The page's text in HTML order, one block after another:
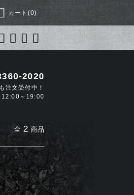
カート(0)
2020
注文受付中！
12:00～19:00
全 2 商品